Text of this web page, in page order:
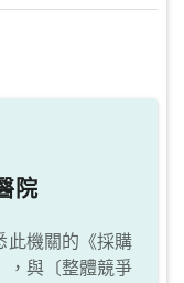
院
此機關的《採購
，與〔整體競爭